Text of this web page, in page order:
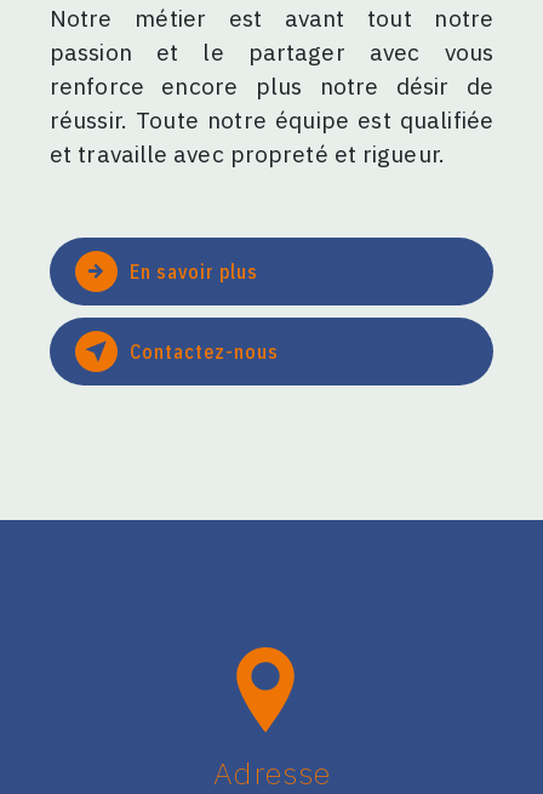
Notre métier est avant tout notre
passion et le partager avec vous
renforce encore plus notre désir de
réussir. Toute notre équipe est qualifiée
et travaille avec propreté et rigueur.
En savoir plus
Contactez-nous
Adresse